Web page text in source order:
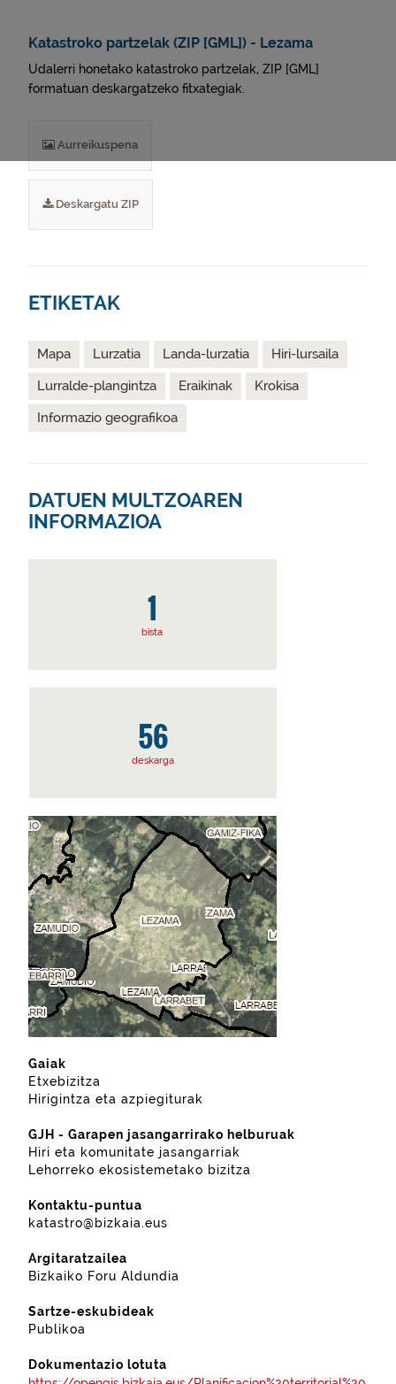
Katastroko partzelak (ZIP [GML]) - Lezama
Udalerri honetako katastroko partzelak, ZIP [GML]
formatuan deskargatzeko fitxategiak.
Aurreikuspena
Deskargatu ZIP
ETIKETAK
Mapa Lurzatia Landa-lurzatia
Hiri-lursaila
Lurralde-plangintza
Eraikinak
Krokisa
Informazio geografikoa
DATUEN MULTZOAREN
INFORMAZIOA
1
bista
56
deskarga
Gaiak
Etxebizitza
Hirigintza eta azpiegiturak
GJH - Garapen jasangarrirako helburuak
Hiri eta komunitate jasangarriak
Lehorreko ekosistemetako bizitza
Kontaktu-puntua
katastro@bizkaia.eus
Argitaratzailea
Bizkaiko Foru Aldundia
Sartze-eskubideak
Publikoa
Dokumentazio lotuta